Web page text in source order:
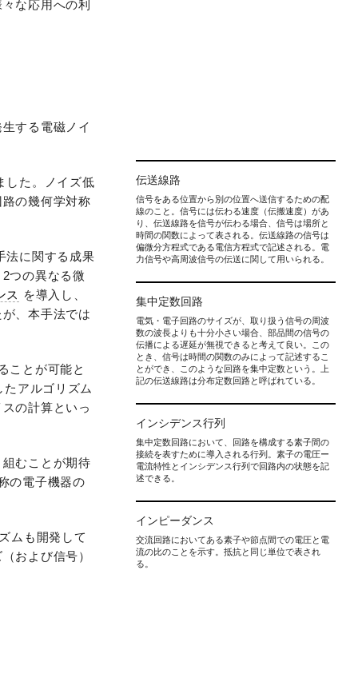
な応用への利
する電磁ノイ
した。ノイズ低
の幾何学対称
法に関する成果
つの異なる微
ス を導入し、
、本手法では
ことが可能と
アルゴリズム
の計算といっ
むことが期待
の電子機器の
ムも開発して
および信号）
伝送線路
信号をある位置から別の位置へ送信するための配
線のこと。信号には伝わる速度（伝搬速度）があ
り、伝送線路を信号が伝わる場合、信号は場所と
時間の関数によって表される。伝送線路の信号は
偏微分方程式である電信方程式で記述される。電
力信号や高周波信号の伝送に関して用いられる。
集中定数回路
電気・電子回路のサイズが、取り扱う信号の周波
数の波長よりも十分小さい場合、部品間の信号の
伝播による遅延が無視できると考えて良い。この
とき、信号は時間の関数のみによって記述するこ
とができ、このような回路を集中定数という。上
記の伝送線路は分布定数回路と呼ばれている。
インシデンス行列
集中定数回路において、回路を構成する素子間の
接続を表すために導入される行列。素子の電圧ー
電流特性とインシデンス行列で回路内の状態を記
述できる。
インピーダンス
交流回路においてある素子や節点間での電圧と電
流の比のことを示す。抵抗と同じ単位で表され
る。